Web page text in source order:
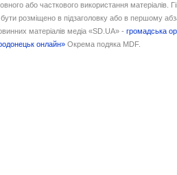
або часткового використання матеріалів.
розміщено в підзаголовку або в першому
матеріалів медіа «SD.UA» -громадська
онлайн» Окрема подяка MDF.